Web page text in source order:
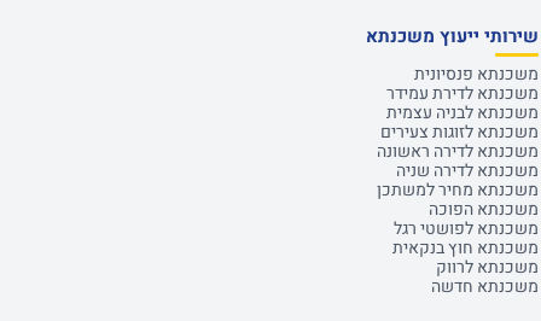
שירותי ייעוץ משכנתא
משכנתא פנסיונית
משכנתא לדירת עמידר
משכנתא לבניה עצמית
משכנתא לזוגות צעירים
משכנתא לדירה ראשונה
משכנתא לדירה שניה
משכנתא מחיר למשתכן
משכנתא הפוכה
משכנתא לפושטי רגל
משכנתא חוץ בנקאית
משכנתא לרווק
משכנתא חדשה